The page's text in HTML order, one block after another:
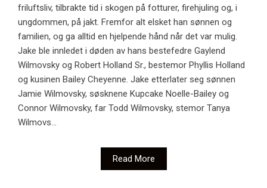
friluftsliv, tilbrakte tid i skogen på fotturer, firehjuling og, i
ungdommen, på jakt. Fremfor alt elsket han sønnen og
familien, og ga alltid en hjelpende hånd når det var mulig.
Jake ble innledet i døden av hans bestefedre Gaylend
Wilmovsky og Robert Holland Sr., bestemor Phyllis Holland
og kusinen Bailey Cheyenne. Jake etterlater seg sønnen
Jamie Wilmovsky, søsknene Kupcake Noelle-Bailey og
Connor Wilmovsky, far Todd Wilmovsky, stemor Tanya
Wilmovs...
Read More